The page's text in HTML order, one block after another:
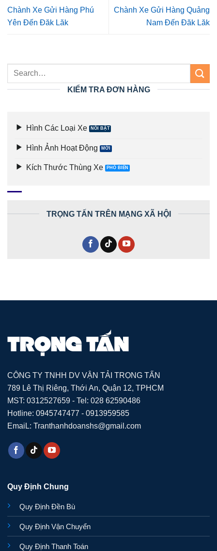
Chành Xe Gửi Hàng Phú
Yên Đến Đăk Lăk
Chành Xe Gửi Hàng Quảng
Nam Đến Đăk Lăk
KIỂM TRA ĐƠN HÀNG
Hình Các Loại Xe
Hình Ảnh Hoạt Động
Kích Thước Thùng Xe
TRỌNG TẤN TRÊN MẠNG XÃ HỘI
CÔNG TY TNHH DV VẬN TẢI TRỌNG TẤN
789 Lê Thị Riêng, Thới An, Quận 12, TPHCM
MST: 0312527659 - Tel: 028 62590486
Hotline: 0945747477 - 0913959585
EmaiL: Tranthanhdoanshs@gmail.com
Quy Định Chung
Quy Định Đền Bù
Quy Định Vận Chuyển
Quy Định Thanh Toán